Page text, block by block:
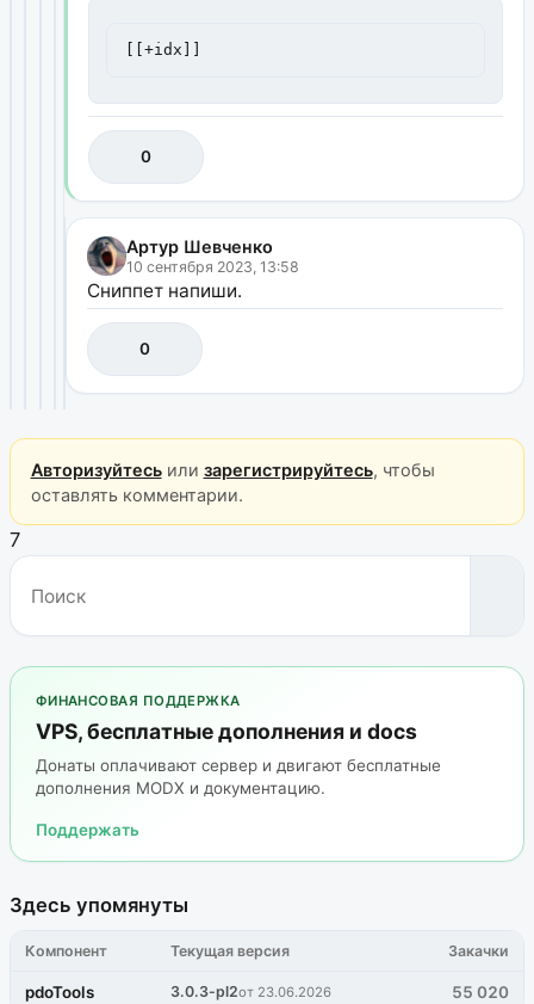
[[+idx]]
0
Артур Шевченко
10 сентября 2023, 13:58
Сниппет напиши.
0
Авторизуйтесьили зарегистрируйтесь, чтобы
оставлять комментарии.
7
ФИНАНСОВАЯ ПОДДЕРЖКА
VPS, бесплатные дополнения и docs
Донаты оплачивают сервер и двигают бесплатные
дополнения MODX и документацию.
Поддержать
Здесь упомянуты
Компонент Текущая версия Закачки
pdoTools 3.0.3-pl2от 23.06.2026 55 020